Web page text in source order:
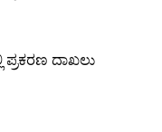
ಪ್ರಕರಣ ದಾಖಲು